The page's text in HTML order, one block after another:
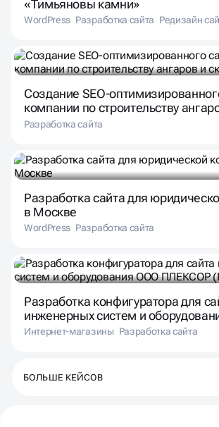
«Тимьяновы камни»
WordPress Разработка сайта Редизайн
Создание SEO-
компании по строительству
Разработка сайта
Разработка сайта для
в Москве
WordPress Разработка сайта
Разработка конфигуратора для
инженерных систем и
ПЛЕКСОР (РЭД)
Интернет-магазины Разработка сайта
БОЛЬШЕ КЕЙСОВ